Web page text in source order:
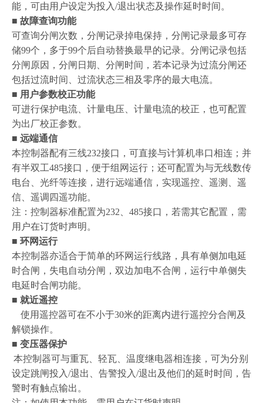
能，可由用户设定为投入/退出状态及操作延时时间。
■ 故障查询功能
可查询分闸次数，分闸记录掉电保持，分闸记录最多可存
储99个，多于99个后自动替换最早的记录。分闸记录包括
分闸原因，分闸日期、分闸时间，若本记录为过流分闸还
包括过流时间、过流状态三相及零序的最大电流。
■ 用户参数校正功能
可进行保护电流、计量电压、计量电流的校正，也可配置
为出厂校正参数。
■ 远端通信
本控制器配有三线232接口，可直接与计算机串口相连；并
有半双工485接口，便于组网运行；还可配置为与无线数传
电台、光纤等连接，进行远端通信，实现遥控、遥测、遥
信、遥调四遥功能。
注：控制器标准配置为232 485接口，若需其它配置，需
用户在订货时声明。
■ 环网运行
本控制器亦适合于简单的环网运行线路，具有单侧加电延
时合闸，失电自动分闸，双边加电不合闸，运行中单侧失
电延时合闸功能。
■ 就近遥控
使用遥控器可在不小于30米的距离内进行遥控分合闸及
解锁操作。
■ 变压器保护
本控制器可与重瓦、轻瓦、温度继电器相连接，可为分别
设定跳闸投入/退出、告警投入/退出及他们的延时时间，告
警时有触点输出。